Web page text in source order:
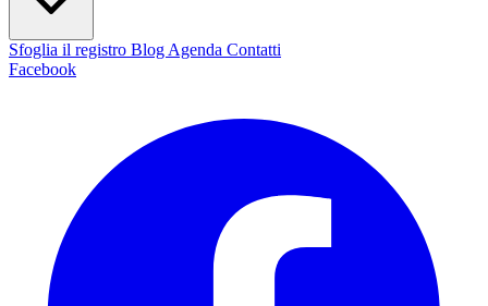
Sfoglia il registro Blog Agenda Contatti
Facebook